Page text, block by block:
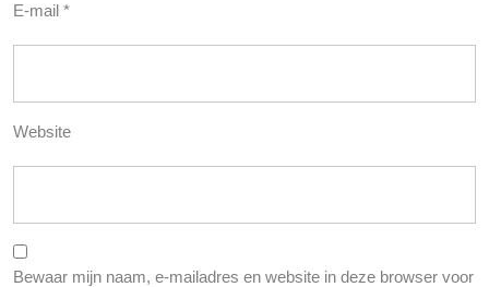
E-mail *
Website
Bewaar mijn naam, e-mailadres en website in deze browser voor